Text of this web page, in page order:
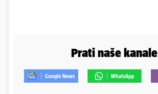
Prati naše kanale